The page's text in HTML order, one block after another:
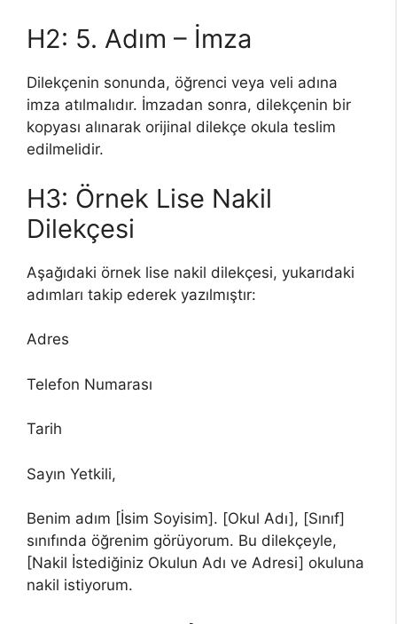
H2: 5. Adım – İmza
Dilekçenin sonunda, öğrenci veya veli adına
imza atılmalıdır. İmzadan sonra, dilekçenin bir
kopyası alınarak orijinal dilekçe okula teslim
edilmelidir.
H3: Örnek Lise Nakil
Dilekçesi
Aşağıdaki örnek lise nakil dilekçesi, yukarıdaki
adımları takip ederek yazılmıştır:
Adres
Telefon Numarası
Tarih
Sayın Yetkili,
Benim adım [İsim Soyisim]. [Okul Adı], [Sınıf]
sınıfında öğrenim görüyorum. Bu dilekçeyle,
[Nakil İstediğiniz Okulun Adı ve Adresi] okuluna
nakil istiyorum.